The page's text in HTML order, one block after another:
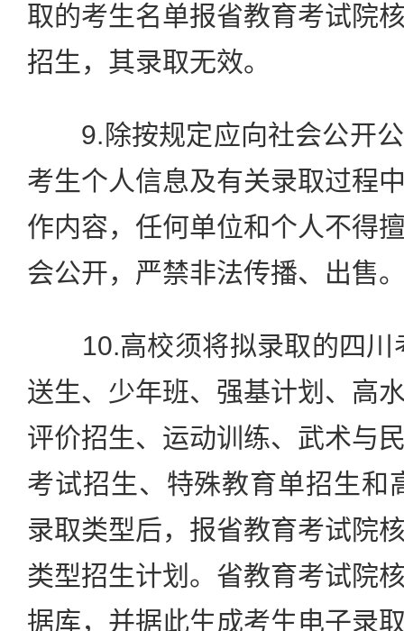
取的考生名单报省教育考试院
招生，其录取无效。
9.除按规定应向社会公开公
考生个人信息及有关录取过程
作内容，任何单位和个人不得
会公开，严禁非法传播、出售
10.高校须将拟录取的四川
送生、少年班、强基计划、高
评价招生、运动训练、武术与
考试招生、特殊教育单招生和
录取类型后，报省教育考试院
类型招生计划。省教育考试院
据库，并据此生成考生电子录